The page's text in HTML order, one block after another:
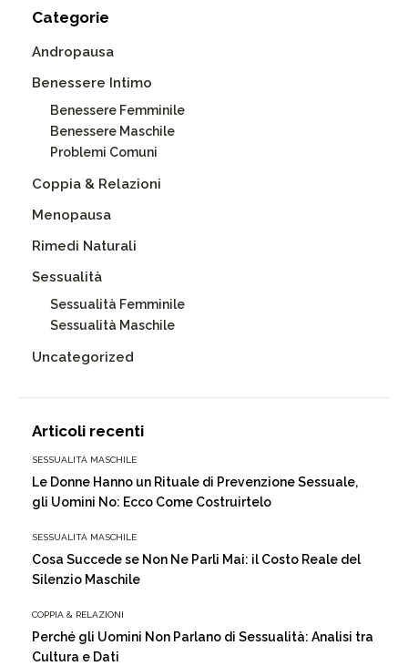
Categorie
Andropausa
Benessere Intimo
Benessere Femminile
Benessere Maschile
Problemi Comuni
Coppia & Relazioni
Menopausa
Rimedi Naturali
Sessualità
Sessualità Femminile
Sessualità Maschile
Uncategorized
Articoli recenti
SESSUALITÀ MASCHILE
Le Donne Hanno un Rituale di Prevenzione Sessuale,
gli Uomini No: Ecco Come Costruirtelo
SESSUALITÀ MASCHILE
Cosa Succede se Non Ne Parli Mai: il Costo Reale del
Silenzio Maschile
COPPIA & RELAZIONI
Perché gli Uomini Non Parlano di Sessualità: Analisi tra
Cultura e Dati